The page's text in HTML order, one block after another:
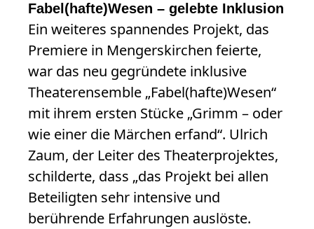
Fabel(hafte)Wesen – gelebte Inklusion
Ein weiteres spannendes Projekt, das
Premiere in Mengerskirchen feierte,
war das neu gegründete inklusive
Theaterensemble „Fabel(hafte)Wesen“
mit ihrem ersten Stücke „Grimm – oder
wie einer die Märchen erfand“. Ulrich
Zaum, der Leiter des Theaterprojektes,
schilderte, dass „das Projekt bei allen
Beteiligten sehr intensive und
berührende Erfahrungen auslöste.